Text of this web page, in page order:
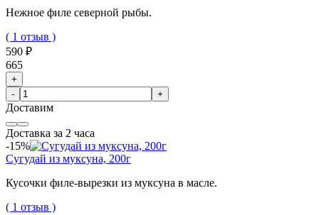
Нежное филе северной рыбы.
( 1 отзыв )
590 ₽
665
+
-
+
Доставим
Доставка за 2 часа
-15%
Сугудай из муксуна, 200г
Кусочки филе-вырезки из муксуна в масле.
( 1 отзыв )